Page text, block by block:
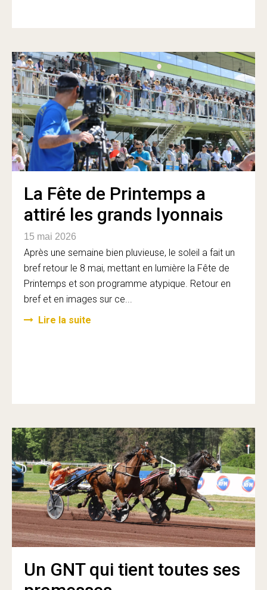
La Fête de Printemps a
attiré les grands lyonnais
15 mai 2026
Après une semaine bien pluvieuse, le soleil a fait un
bref retour le 8 mai, mettant en lumière la Fête de
Printemps et son programme atypique. Retour en
bref et en images sur ce...
Lire la suite
Un GNT qui tient toutes ses